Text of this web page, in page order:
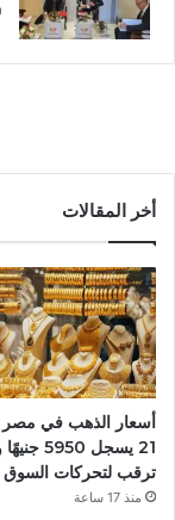
أخر المقالات
أسعار الذهب في مصر
21 يسجل
ترقب لتحركات السوق
منذ 17 ساعة